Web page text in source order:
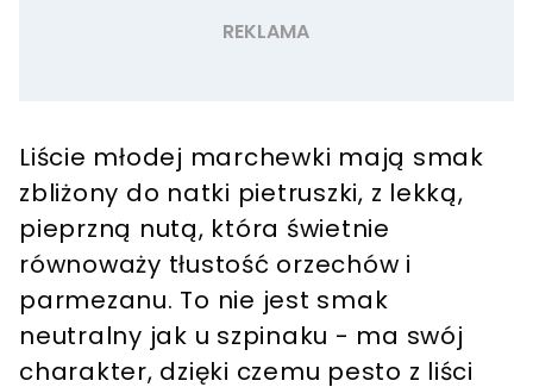
Liście młodej marchewki mają smak
zbliżony do natki pietruszki, z lekką,
pieprzną nutą, która świetnie
równoważy tłustość orzechów i
parmezanu. To nie jest smak
neutralny jak u szpinaku - ma swój
charakter, dzięki czemu pesto z liści